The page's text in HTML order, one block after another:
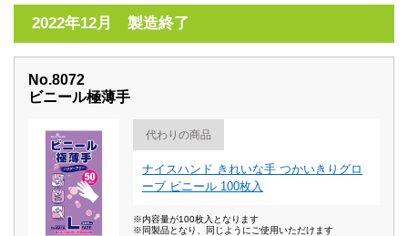
2022年12月 製造終了
No.8072
ビニール極薄手
代わりの商品
ナイスハンド きれいな手 つかいきりグロ
ーブ ビニール 100枚入
※内容量が100枚入となります
※同製品となり、同じようにご使用いただけます